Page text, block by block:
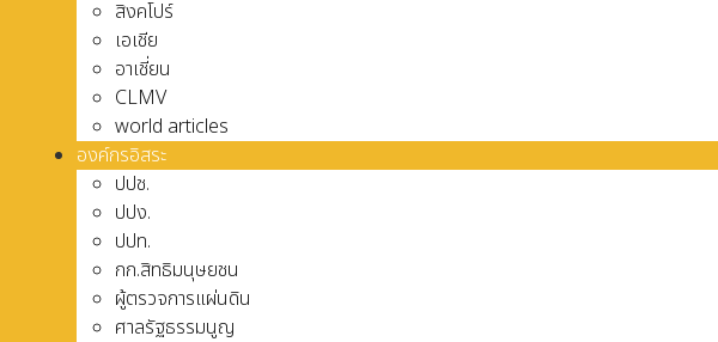
สิงคโปร์
เอเชีย
อาเชี่ยน
CLMV
world articles
องค์กรอิสระ
ปปช.
ปปง.
ปปท.
กก.สิทธิมนุษยชน
ผู้ตรวจการแผ่นดิน
ศาลรัฐธรรมนูญ